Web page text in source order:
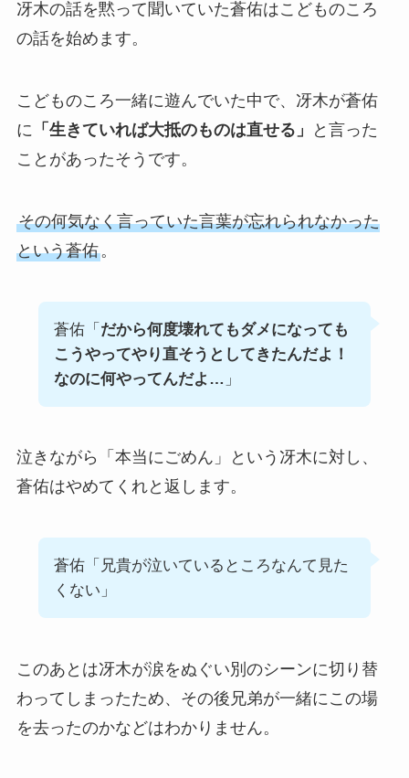
冴木の話を黙って聞いていた蒼佑はこどものころ
の話を始めます。
こどものころ一緒に遊んでいた中で、冴木が蒼佑
に 「生きていれば大抵のものは直せる」
と言った
ことがあったそうです。
その何気なく言っていた言葉が忘れられなかった
という蒼佑。
蒼佑「 だから何度壊れてもダメになっても
こうやってやり直そうとしてきたんだよ！
なのに何やってんだよ… 」
泣きながら「本当にごめん」という冴木に対し、
蒼佑はやめてくれと返します。
蒼佑「兄貴が泣いているところなんて見た
くない」
このあとは冴木が涙をぬぐい別のシーンに切り替
わってしまったため、その後兄弟が一緒にこの場
を去ったのかなどはわかりません。